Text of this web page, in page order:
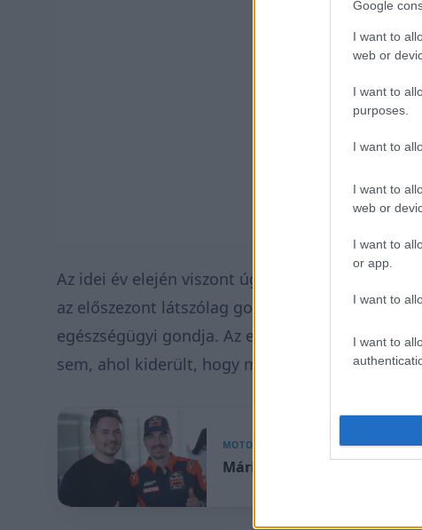
Google
I want to
web or
I want to
purposes.
I want to
I want to
web or
I want to
or app.
I want to
I want to
Az idei év elején viszont úgy tűnt, hogy Viñales
az előszezont látszólag gond nélkül csinálta
egészségügyi gondja. Az eredménnyel
sem, ahol kiderült, hogy még mindig nincs
MOTOR
Máris véget ért Lorenzo és